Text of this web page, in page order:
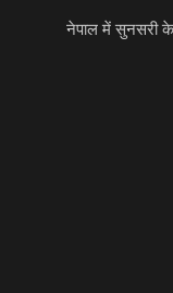
नेपाल में सुनसरी के